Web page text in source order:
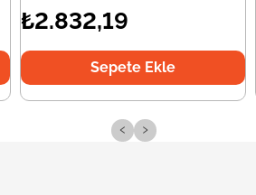
₺2.832,19
Sepete Ekle
‹ ›